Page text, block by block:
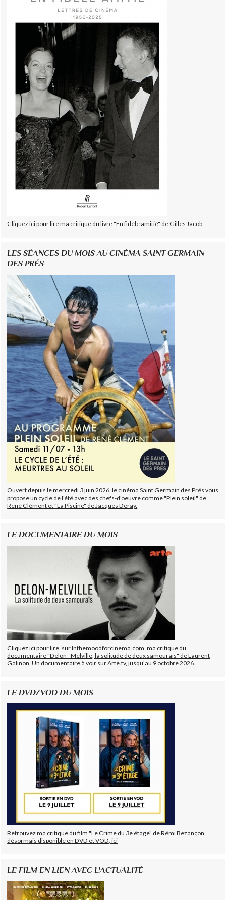
Cliquez ici pour lire ma critique du livre "En fidèle amitié" de Gilles Jacob
LES SÉANCES DU MOIS AU CINÉMA SAINT GERMAIN
DES PRÉS
Ouvert depuis le mercredi 3 juin 2026, le cinéma Saint Germain des Prés vous
propose un cycle de l'été avec des chefs-d'oeuvre comme "Plein soleil" de
René Clément et "La Piscine" de Jacques Deray.
LE DOCUMENTAIRE DU MOIS
Cliquez ici pour lire, sur Inthemoodforcinema.com, ma critique du
documentaire "Delon - Melville, la solitude de deux samouraïs" de Laurent
Galinon. Un documentaire à voir sur Arte.tv, jusqu'au 9 octobre 2026.
LE DVD/VOD DU MOIS
Retrouvez ma critique du film "Le Crime du 3e étage" de Rémi Bezançon,
désormais disponible en DVD et VOD, ici
LE FILM EN LIEN AVEC L'ACTUALITÉ